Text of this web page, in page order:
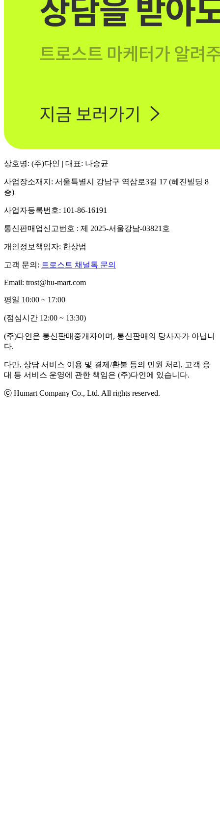
상호명: (주)다인 | 대표: 나승균
사업장소재지: 서울특별시 강남구 역삼로3길 17 (혜진빌딩 8
층)
사업자등록번호: 101-86-16191
통신판매업신고번호 : 제 2025-서울강남-03821호
개인정보책임자: 한상범
고객 문의: 트로스트 채널톡 문의
Email: trost@hu-mart.com
평일 10:00 ~ 17:00
(점심시간 12:00 ~ 13:30)
(주)다인은 통신판매중개자이며, 통신판매의 당사자가 아닙니
다.
다만, 상담 서비스 이용 및 결제/환불 등의 민원 처리, 고객 응
대 등 서비스 운영에 관한 책임은 (주)다인에 있습니다.
ⓒ Humart Company Co., Ltd. All rights reserved.